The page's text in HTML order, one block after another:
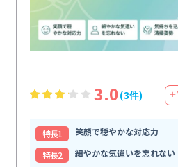
3.0(3件) ＋
特⻑1
笑顔で穏やかな対応力
特⻑2
細やかな気遣いを忘れない